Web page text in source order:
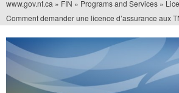
You
are
here
www.gov.nt.ca » FIN » Programs and Services »
Comment demander une licence d’assurance aux